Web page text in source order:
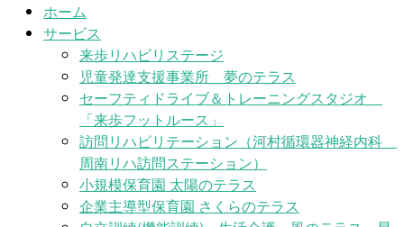
ホーム
サービス
来歩リハビリステージ
児童発達支援事業所 夢のテラス
セーフティドライブ＆トレーニングスタジオ
「来歩フットルース」
訪問リハビリテーション（河村循環器神経内科
周南リハ訪問ステーション）
小規模保育園 太陽のテラス
企業主導型保育園 さくらのテラス